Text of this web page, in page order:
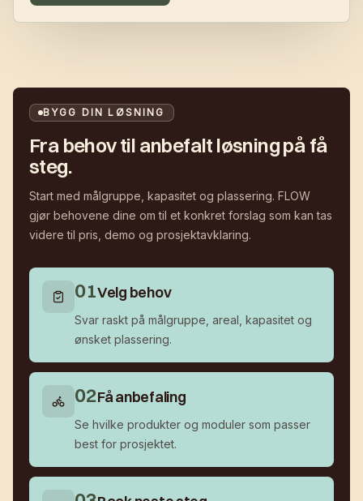
BYGG DIN LØSNING
Fra behov til anbefalt løsning på få
steg.
Start med målgruppe, kapasitet og plassering. FLOW
gjør behovene dine om til et konkret forslag som kan tas
videre til pris, demo og prosjektavklaring.
01Velg behov
Svar raskt på målgruppe, areal, kapasitet og
ønsket plassering.
02Få anbefaling
Se hvilke produkter og moduler som passer
best for prosjektet.